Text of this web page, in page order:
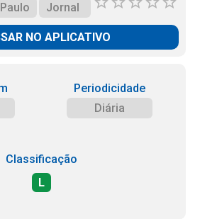
Jornal
NO APLICATIVO
Periodicidade
Diária
Classificação
L